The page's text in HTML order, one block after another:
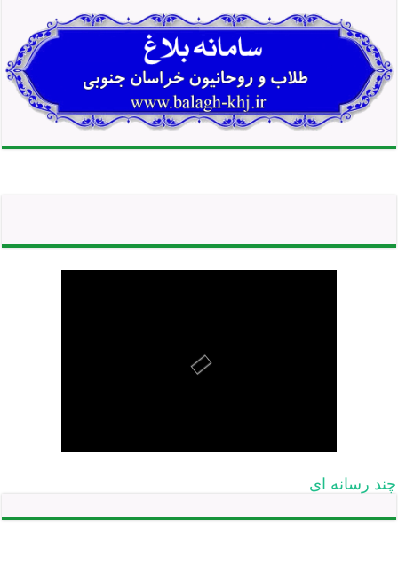
چند رسانه ای